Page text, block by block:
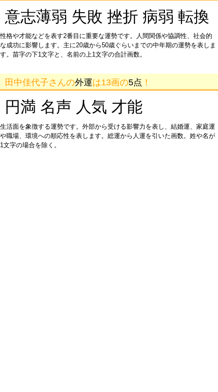
意志薄弱 失敗 挫折 病弱 転換
性格や才能などを表す2番目に重要な運勢です。人間関係や協調性、社会的
な成功に影響します。主に20歳から50歳ぐらいまでの中年期の運勢を表しま
す。苗字の下1文字と、名前の上1文字の合計画数。
田中佳代子さんの外運は13画の5点 ！
円満 名声 人気 才能
生活面を象徴する運勢です。外部から受ける影響力を表し、結婚運、家庭運
や職場、環境への順応性を表します。総運から人運を引いた画数。姓や名が
1文字の場合を除く。